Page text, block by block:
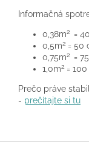
Informačná
0,38m2 =
0,5m2 = 50
0,75m2 =
1,0m2 =
Prečo práve
- prečítajte si tu